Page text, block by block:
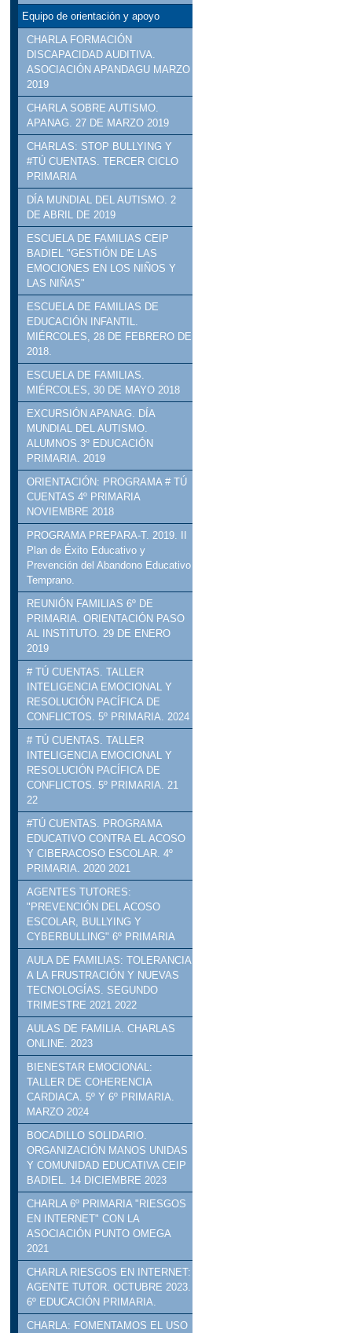
Equipo de orientación y apoyo
CHARLA FORMACIÓN
DISCAPACIDAD AUDITIVA.
ASOCIACIÓN APANDAGU MARZO
2019
CHARLA SOBRE AUTISMO.
APANAG. 27 DE MARZO 2019
CHARLAS: STOP BULLYING Y
#TÚ CUENTAS. TERCER CICLO
PRIMARIA
DÍA MUNDIAL DEL AUTISMO. 2
DE ABRIL DE 2019
ESCUELA DE FAMILIAS CEIP
BADIEL "GESTIÓN DE LAS
EMOCIONES EN LOS NIÑOS Y
LAS NIÑAS"
ESCUELA DE FAMILIAS DE
EDUCACIÓN INFANTIL.
MIÉRCOLES, 28 DE FEBRERO DE
2018.
ESCUELA DE FAMILIAS.
MIÉRCOLES, 30 DE MAYO 2018
EXCURSIÓN APANAG. DÍA
MUNDIAL DEL AUTISMO.
ALUMNOS 3º EDUCACIÓN
PRIMARIA. 2019
ORIENTACIÓN: PROGRAMA # TÚ
CUENTAS 4º PRIMARIA
NOVIEMBRE 2018
PROGRAMA PREPARA-T. 2019. II
Plan de Éxito Educativo y
Prevención del Abandono Educativo
Temprano.
REUNIÓN FAMILIAS 6º DE
PRIMARIA. ORIENTACIÓN PASO
AL INSTITUTO. 29 DE ENERO
2019
# TÚ CUENTAS. TALLER
INTELIGENCIA EMOCIONAL Y
RESOLUCIÓN PACÍFICA DE
CONFLICTOS. 5º PRIMARIA. 2024
# TÚ CUENTAS. TALLER
INTELIGENCIA EMOCIONAL Y
RESOLUCIÓN PACÍFICA DE
CONFLICTOS. 5º PRIMARIA. 21
22
#TÚ CUENTAS. PROGRAMA
EDUCATIVO CONTRA EL ACOSO
Y CIBERACOSO ESCOLAR. 4º
PRIMARIA. 2020 2021
AGENTES TUTORES:
"PREVENCIÓN DEL ACOSO
ESCOLAR, BULLYING Y
CYBERBULLING" 6º PRIMARIA
AULA DE FAMILIAS: TOLERANCIA
A LA FRUSTRACIÓN Y NUEVAS
TECNOLOGÍAS. SEGUNDO
TRIMESTRE 2021 2022
AULAS DE FAMILIA. CHARLAS
ONLINE. 2023
BIENESTAR EMOCIONAL:
TALLER DE COHERENCIA
CARDIACA. 5º Y 6º PRIMARIA.
MARZO 2024
BOCADILLO SOLIDARIO.
ORGANIZACIÓN MANOS UNIDAS
Y COMUNIDAD EDUCATIVA CEIP
BADIEL. 14 DICIEMBRE 2023
CHARLA 6º PRIMARIA "RIESGOS
EN INTERNET" CON LA
ASOCIACIÓN PUNTO OMEGA
2021
CHARLA RIESGOS EN INTERNET:
AGENTE TUTOR. OCTUBRE 2023.
6º EDUCACIÓN PRIMARIA.
CHARLA: FOMENTAMOS EL USO